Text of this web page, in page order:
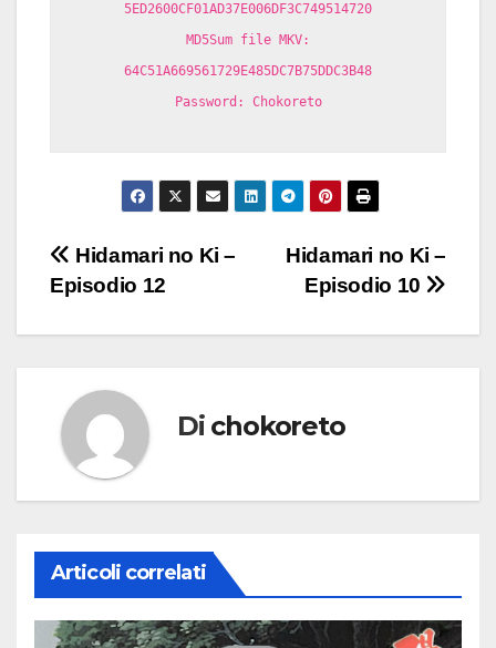
5ED2600CF01AD37E006DF3C749514720
MD5Sum file MKV:
64C51A669561729E485DC7B75DDC3B48
Password: Chokoreto
Navigazione
articoli
Hidamari no Ki –
Episodio 10
Hidamari no Ki –
Episodio 12
Di chokoreto
Articoli correlati